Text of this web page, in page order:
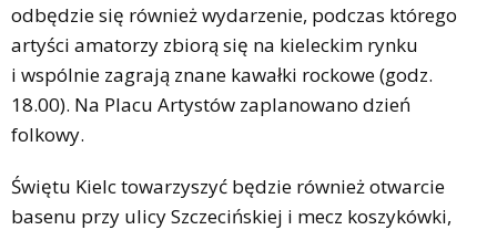
odbędzie się również wydarzenie, podczas którego
artyści amatorzy zbiorą się na kieleckim rynku
i wspólnie zagrają znane kawałki rockowe (godz.
18.00). Na Placu Artystów zaplanowano dzień
folkowy.
Świętu Kielc towarzyszyć będzie również otwarcie
basenu przy ulicy Szczecińskiej i mecz koszykówki,